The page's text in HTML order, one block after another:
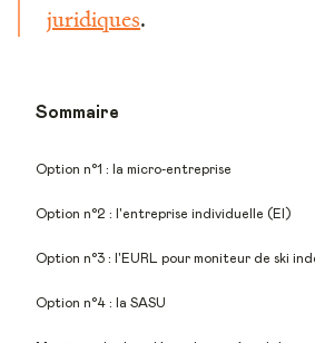
juridiques.
Sommaire
Option n°1 : la micro-entreprise
Option n°2 : l'entreprise individuelle (EI)
Option n°3 : l'EURL pour moniteur de ski
Option n°4 : la SASU